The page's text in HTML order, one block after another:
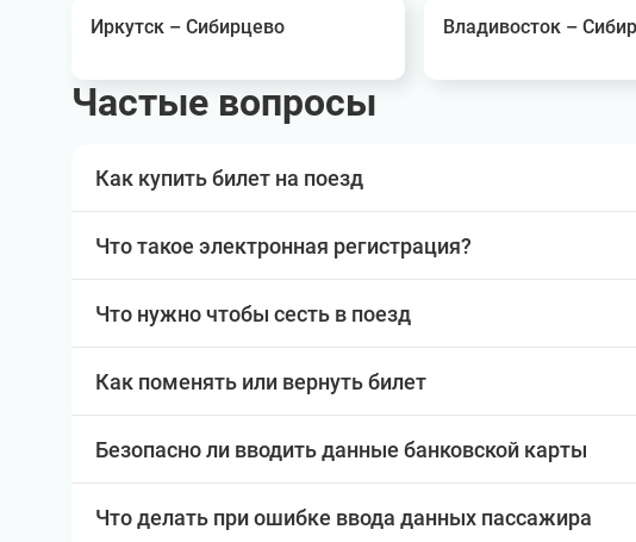
Иркутск – Сибирцево Владивосток –
Частые вопросы
Как купить билет на поезд
Что такое электронная регистрация?
Что нужно чтобы сесть в поезд
Как поменять или вернуть билет
Безопасно ли вводить данные банковской карты
Что делать при ошибке ввода данных пассажира